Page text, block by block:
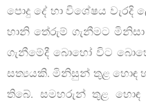
පොදු දේ හා විශේෂය වැරදි
හානි තේරුම් ගැනීමට
ගැනීමේදී බොහෝ විට
සත්‍යයකි. මිනිසුන් තුළ හොඳ
තිබේ. සමහරුන් තුළ හොඳ